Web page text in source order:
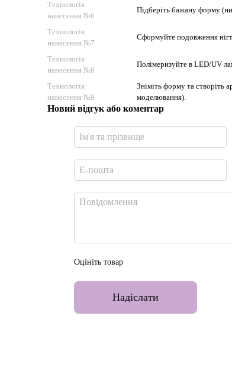
Технологія
нанесення №6
Підберіть бажану форму
Технологія
нанесення №7
Сформуйте подовження
Технологія
нанесення №8
Полімеризуйте в LED/UV
Технологія
нанесення №9
Зніміть форму та створіть
моделювання).
Новий відгук або коментар
Оцініть товар
Надіслати